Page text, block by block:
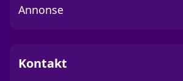
Annonse
Kontakt